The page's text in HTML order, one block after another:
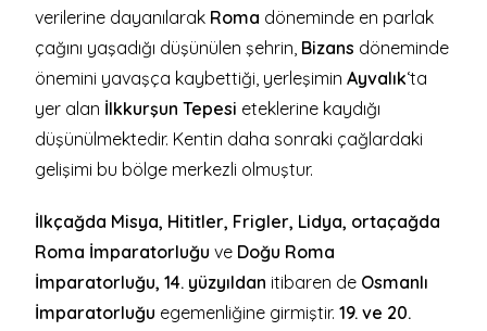
verilerine dayanılarak Roma döneminde en parlak
çağını yaşadığı düşünülen şehrin, Bizans döneminde
önemini yavaşça kaybettiği, yerleşiminAyvalık‘ta
yer alan İlkkurşun Tepesi eteklerine kaydığı
düşünülmektedir. Kentin daha sonraki çağlardaki
gelişimi bu bölge merkezli olmuştur.
İlkçağda Misya, Hititler, Frigler, Lidya, ortaçağda
Roma İmparatorluğu ve Doğu Roma
İmparatorluğu, 14. yüzyıldan itibaren de Osmanlı
İmparatorluğu egemenliğine girmiştir.19. ve 20.